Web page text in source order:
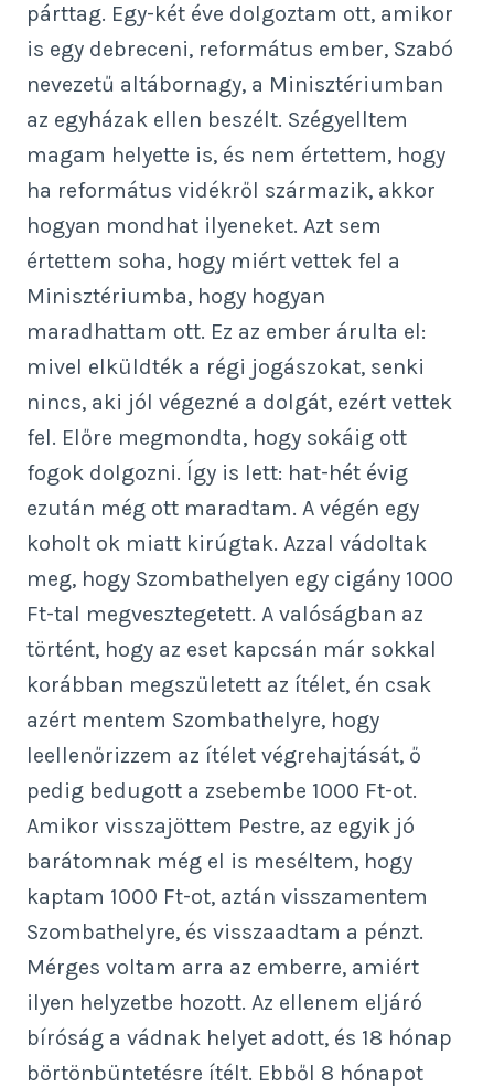
párttag. Egy-két éve dolgoztam ott, amikor
is egy debreceni, református ember, Szabó
nevezetű altábornagy, a Minisztériumban
az egyházak ellen beszélt. Szégyelltem
magam helyette is, és nem értettem, hogy
ha református vidékről származik, akkor
hogyan mondhat ilyeneket. Azt sem
értettem soha, hogy miért vettek fel a
Minisztériumba, hogy hogyan
maradhattam ott. Ez az ember árulta el:
mivel elküldték a régi jogászokat, senki
nincs, aki jól végezné a dolgát, ezért vettek
fel. Előre megmondta, hogy sokáig ott
fogok dolgozni. Így is lett: hat-hét évig
ezután még ott maradtam. A végén egy
koholt ok miatt kirúgtak. Azzal vádoltak
meg, hogy Szombathelyen egy cigány 1000
Ft-tal megvesztegetett. A valóságban az
történt, hogy az eset kapcsán már sokkal
korábban megszületett az ítélet, én csak
azért mentem Szombathelyre, hogy
leellenőrizzem az ítélet végrehajtását, ő
pedig bedugott a zsebembe 1000 Ft-ot.
Amikor visszajöttem Pestre, az egyik jó
barátomnak még el is meséltem, hogy
kaptam 1000 Ft-ot, aztán visszamentem
Szombathelyre, és visszaadtam a pénzt.
Mérges voltam arra az emberre, amiért
ilyen helyzetbe hozott. Az ellenem eljáró
bíróság a vádnak helyet adott, és 18 hónap
börtönbüntetésre ítélt. Ebből 8 hónapot